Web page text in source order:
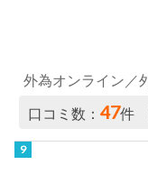
外為オンライン／
口コミ数：47件